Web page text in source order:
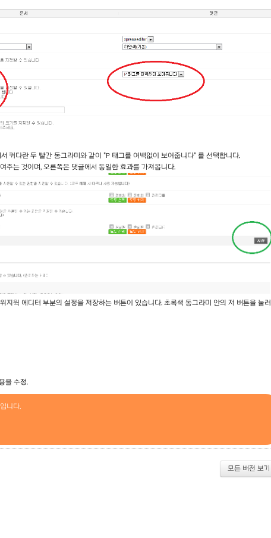
커다란 두 빨간 동그라미와 같이 "P 태그를 여백없이 보여줍니다" 를 선택합니다.
는 것이며, 오른쪽은 댓글에서 동일한 효과를 가져옵니다.
지윅 에디터 부분의 설정을 저장하는 버튼이 있습니다. 초록색 동그라미 안의 저 버튼을 눌러
을 수정.
니다.
모든 버전 보기